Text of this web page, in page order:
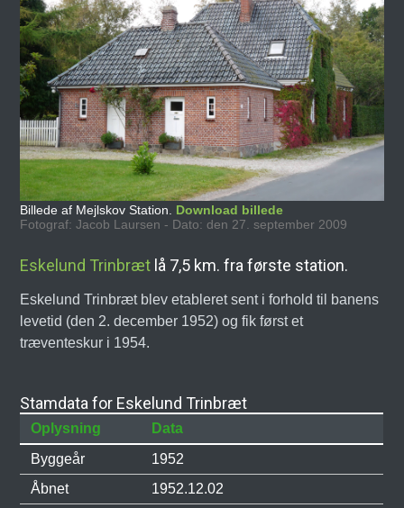
Billede af Mejlskov Station. Download billede
Fotograf: Jacob Laursen - Dato: den 27. september 2009
Eskelund Trinbræt lå 7,5 km. fra første station.
Eskelund Trinbræt blev etableret sent i forhold til banens
levetid (den 2. december 1952) og fik først et
træventeskur i 1954.
Stamdata for Eskelund Trinbræt
Oplysning
Data
Byggeår
1952
Åbnet
1952.12.02